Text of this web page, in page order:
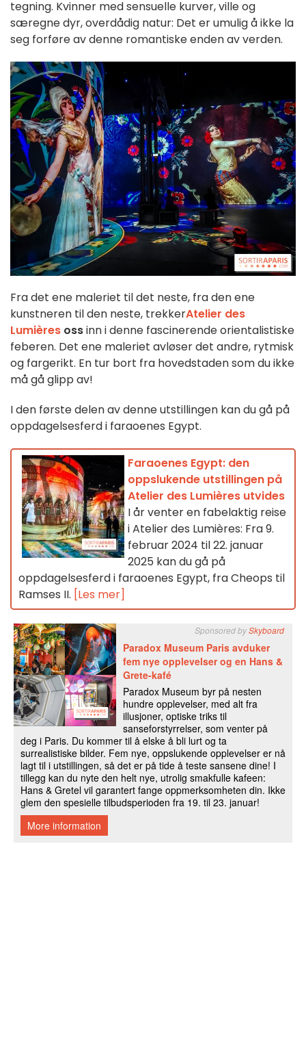
tegning. Kvinner med sensuelle kurver, ville og
særegne dyr, overdådig natur: Det er umulig å ikke la
seg forføre av denne romantiske enden av verden.
Fra det ene maleriet til det neste, fra den ene
kunstneren til den neste, trekkerAtelier des
Lumières ossinn i denne fascinerende orientalistiske
feberen. Det ene maleriet avløser det andre, rytmisk
og fargerikt. En tur bort fra hovedstaden som du ikke
må gå glipp av!
I den første delen av denne utstillingen kan du gå på
oppdagelsesferd i faraoenes Egypt.
Faraoenes Egypt: den
oppslukende utstillingen på
Atelier des Lumières utvides
I år venter en fabelaktig reise
i Atelier des Lumières: Fra 9.
februar 2024 til 22. januar
2025 kan du gå på
oppdagelsesferd i faraoenes Egypt, fra Cheops til
Ramses II. [Les mer]